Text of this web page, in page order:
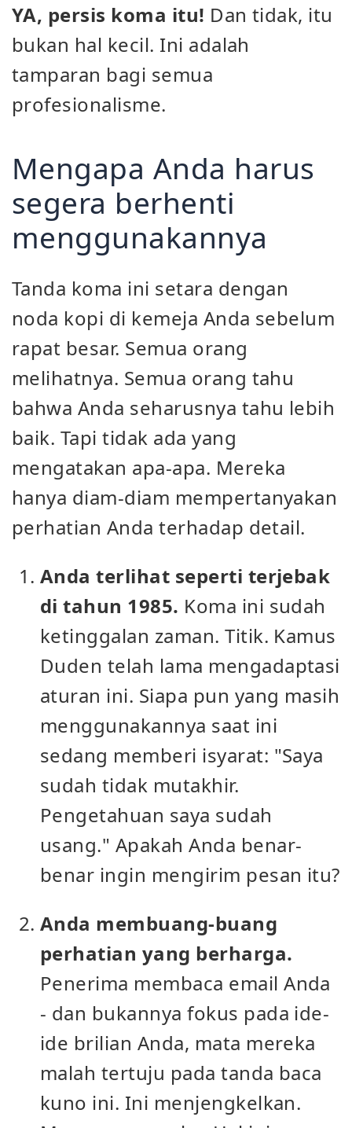
YA, persis koma itu! Dan tidak, itu
bukan hal kecil. Ini adalah
tamparan bagi semua
profesionalisme.
Mengapa Anda harus
segera berhenti
menggunakannya
Tanda koma ini setara dengan
noda kopi di kemeja Anda sebelum
rapat besar. Semua orang
melihatnya. Semua orang tahu
bahwa Anda seharusnya tahu lebih
baik. Tapi tidak ada yang
mengatakan apa-apa. Mereka
hanya diam-diam mempertanyakan
perhatian Anda terhadap detail.
Anda terlihat seperti terjebak
di tahun 1985. Koma ini sudah
ketinggalan zaman. Titik. Kamus
Duden telah lama mengadaptasi
aturan ini. Siapa pun yang masih
menggunakannya saat ini
sedang memberi isyarat: "Saya
sudah tidak mutakhir.
Pengetahuan saya sudah
usang." Apakah Anda benar-
benar ingin mengirim pesan itu?
Anda membuang-buang
perhatian yang berharga.
Penerima membaca email Anda
- dan bukannya fokus pada ide-
ide brilian Anda, mata mereka
malah tertuju pada tanda baca
kuno ini. Ini menjengkelkan.